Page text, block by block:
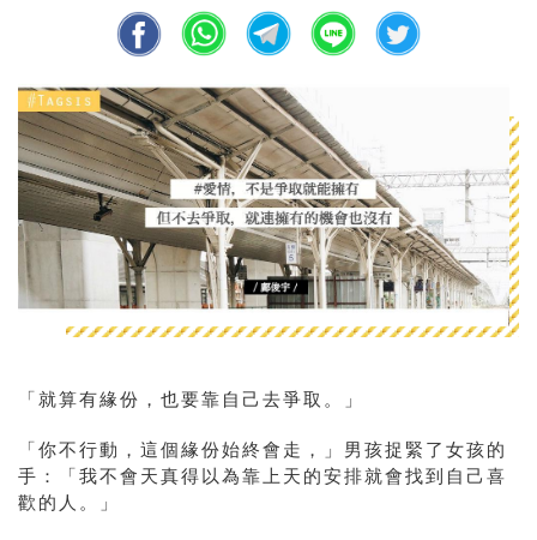
「就算有緣份，也要靠自己去爭取。」
「你不行動，這個緣份始終會走，」男孩捉緊了女孩的
手：「我不會天真得以為靠上天的安排就會找到自己喜
歡的人。」